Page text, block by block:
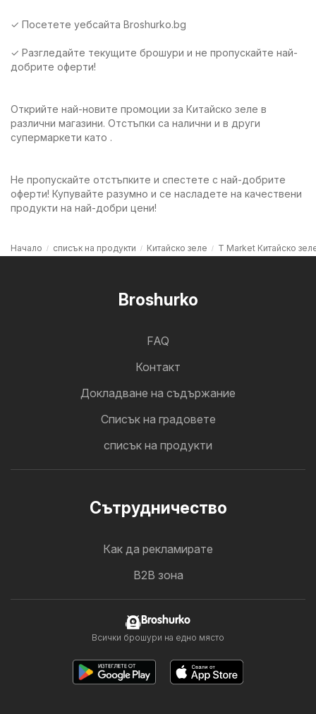
✓ Посетете уебсайта Broshurko.bg
✓ Разгледайте текущите брошури и не пропускайте най-
добрите оферти!
Открийте най-новите промоции за Китайско зеле в
различни магазини. Отстъпки са налични и в други
супермаркети като .
Не пропускайте отстъпките и спестете с най-добрите
оферти! Купувайте разумно и се насладете на качествени
продукти на най-добри цени!
Начало списък на продукти Китайско зеле T Market Китайско
Broshurko
FAQ
Контакт
Докладване на съдържание
Cписък на градовете
списък на продукти
Cътрудничество
Как да рекламирате
B2B зона
Broshurko
Всички брошури на едно място